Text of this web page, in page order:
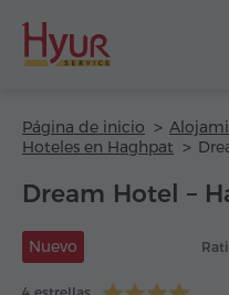
Página de inicio
Hoteles en Haghpat
Dream Hotel –
Nuevo
4 estrellas